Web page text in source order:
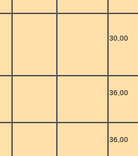
30,00
36,00
36,00